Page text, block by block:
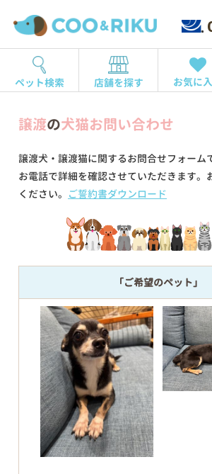
ペット検索 店舗を探す お気に
譲渡の犬猫お問い合わせ
譲渡犬・譲渡猫に関するお問合せフォーム
お電話で詳細を確認させていただきます。
ください。 ご誓約書ダウンロード
「ご希望のペット」